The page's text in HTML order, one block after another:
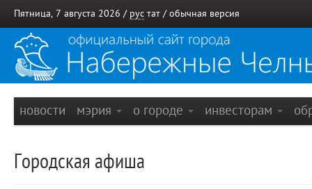
Пятница, 7 августа 2026 / рус тат / обычная версия
новости мэрия о городе инвесторам
Городская афиша